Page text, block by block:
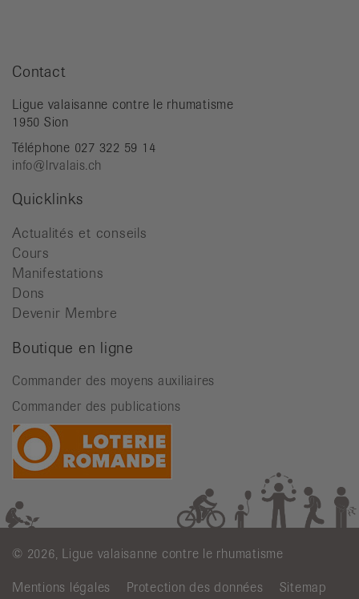
Contact
Ligue valaisanne contre le rhumatisme
1950 Sion
Téléphone 027 322 59 14
info@lrvalais.ch
Quicklinks
Actualités et conseils
Cours
Manifestations
Dons
Devenir Membre
Boutique en ligne
Commander des moyens auxiliaires
Commander des publications
© 2026, Ligue valaisanne contre le rhumatisme
Mentions légales
Protection des données Sitemap